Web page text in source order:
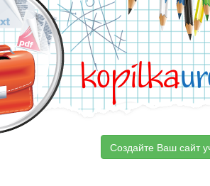
kopilka
Создайте Ваш сайт